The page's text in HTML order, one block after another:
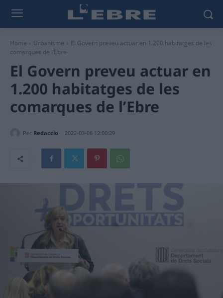
Home Urbanisme
El Govern preveu actuar en 1.200 habitatges de les
comarques de l’Ebre
El Govern preveu actuar en
1.200 habitatges de les
comarques de l’Ebre
Per Redaccio 2022-03-06 12:00:29